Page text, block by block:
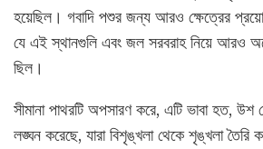
হয়েছিল। গবাদি পশুর জন্য আরও ক্ষেত্রের
যে এই স্থানগুলি এবং জল সরবরাহ নিয়ে আরও
ছিল।
সীমানা পাথরটি অপসারণ করে, এটি ভাবা হত, উশ
লঙ্ঘন করেছে, যারা বিশৃঙ্খলা থেকে শৃঙ্খলা তৈরি